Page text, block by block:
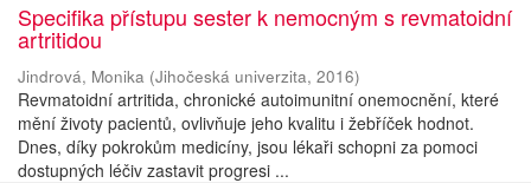
Specifika přístupu sester k nemocným s revmatoidní
artritidou
Jindrová, Monika (Jihočeská univerzita, 2016)
Revmatoidní artritida, chronické autoimunitní onemocnění, které
mění životy pacientů, ovlivňuje jeho kvalitu i žebříček hodnot.
Dnes, díky pokrokům medicíny, jsou lékaři schopni za pomoci
dostupných léčiv zastavit progresi ...